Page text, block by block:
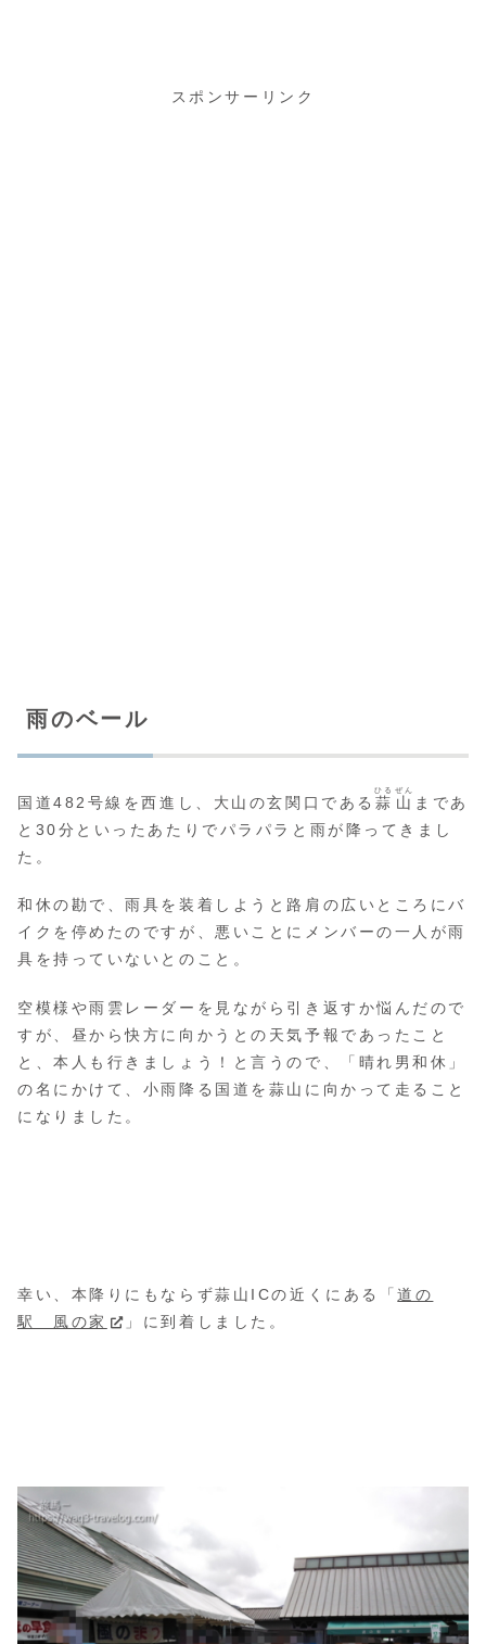
スポンサーリンク
雨のベール
国道482号線を西進し、大山の玄関口である 蒜山
ひるぜん
まであ
と30分といったあたりでパラパラと雨が降ってきまし
た。
和休の勘で、雨具を装着しようと路肩の広いところにバ
イクを停めたのですが、悪いことにメンバーの一人が雨
具を持っていないとのこと。
空模様や雨雲レーダーを見ながら引き返すか悩んだので
すが、昼から快方に向かうとの天気予報であったこと
と、本人も行きましょう！と言うので、「晴れ男和休」
の名にかけて、小雨降る国道を蒜山に向かって走ること
になりました。
幸い、本降りにもならず蒜山ICの近くにある「道の
駅 風の家
」に到着しました。